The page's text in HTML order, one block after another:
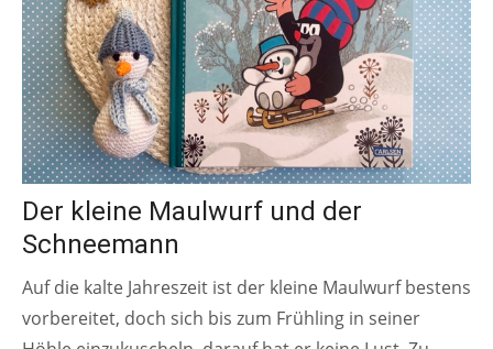
Der kleine Maulwurf und der
Schneemann
Auf die kalte Jahreszeit ist der kleine Maulwurf bestens
vorbereitet, doch sich bis zum Frühling in seiner